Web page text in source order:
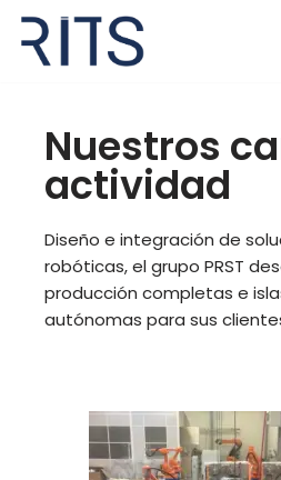
Saltar
Nuestros
actividad
Diseño e integración de
robóticas, el grupo PRST
producción completas e
autónomas para sus